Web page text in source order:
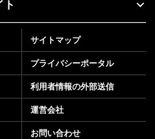
ト
サイトマップ
プライバシーポータル
利用者情報の外部送信
運営会社
お問い合わせ